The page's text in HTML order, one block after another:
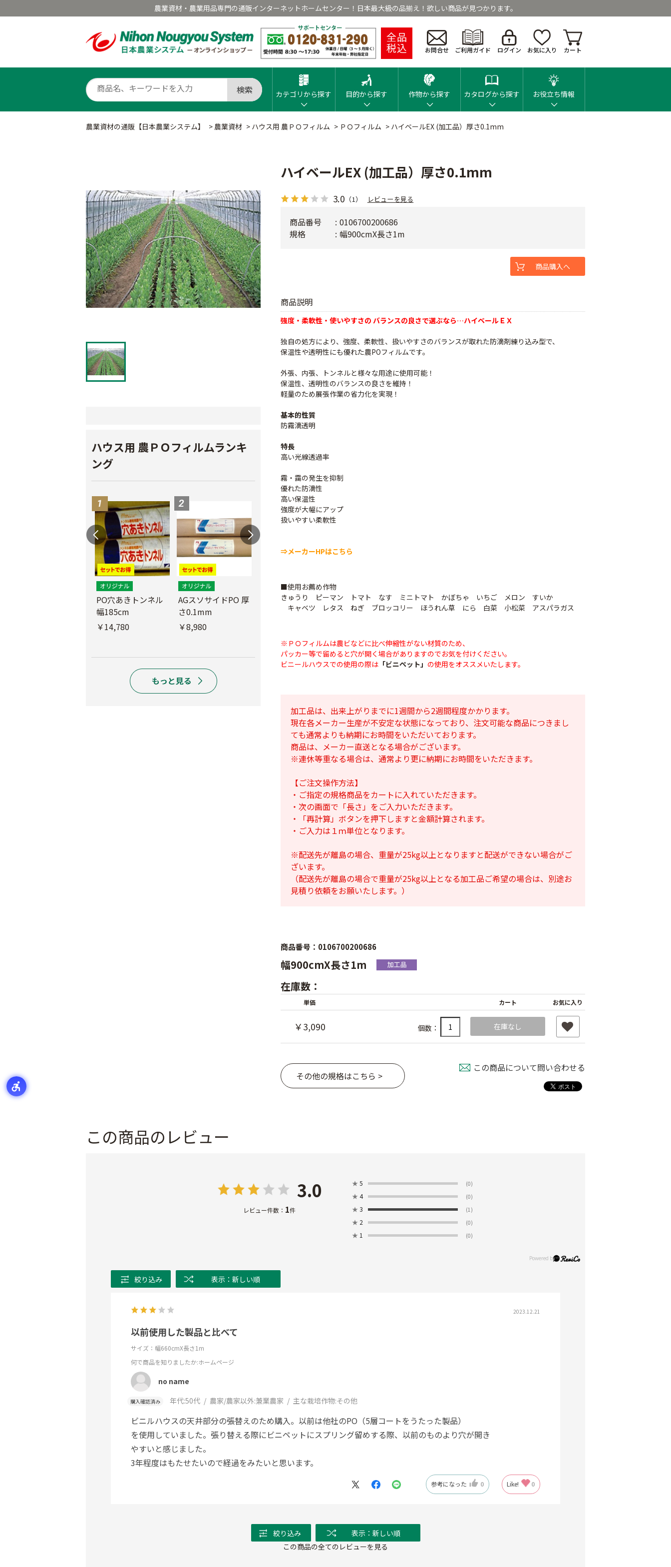
農業資材・農業用品専門の通販インターネットホームセンター！日本最大級の品揃え！欲しい商品が見つかります。
全品
税込 お問合せ ご利用ガイド ログイン お気に入り カート
検索 カテゴリから探す 目的から探す 作物から探す カタログから探す お役立ち情報
農業資材の通販【日本農業システム】 > 農業資材 > ハウス用 農ＰＯフィルム > ＰＯフィルム > ハイベールEX (加工品）厚さ0.1mm
ハウス用 農ＰＯフィルムランキ
ング
PO穴あきトンネル
幅185cm
￥14,780
AGスソサイドPO 厚
さ0.1mm
￥8,980
ビニールハウス補修
用テープ
PO穴あきトンネル
幅210cm
￥3,790
POフィルム（AG自
ハイベールEX (加工品）厚さ0.1mm
3.0 （1） レビューを見る
商品説明
強度・柔軟性・使いやすさの バランスの良さで選ぶなら…ハイベールＥＸ
独自の処方により、強度、柔軟性、扱いやすさのバランスが取れた防滴剤練り込み型で、
保温性や透明性にも優れた農POフィルムです。
外張、内張、トンネルと様々な用途に使用可能！
保温性、透明性のバランスの良さを維持！
軽量のため展張作業の省力化を実現！
基本的性質
防霧滴透明
特長
高い光線透過率
霧・靄の発生を抑制
優れた防滴性
高い保温性
強度が大幅にアップ
扱いやすい柔軟性
⇒メーカーHPはこちら
■使用お薦め作物
きゅうり ピーマン トマト なす ミニトマト かぼちゃ いちご メロン すいか
キャベツ レタス ねぎ ブロッコリー ほうれん草 にら 白菜 小松菜 アスパラガス
※ＰＯフィルムは農ビなどに比べ伸縮性がない材質のため、
パッカー等で留めると穴が開く場合がありますのでお気を付けください。
ビニールハウスでの使用の際は 「ビニペット」 の使用をオススメいたします。
加工品は、出来上がりまでに1週間から2週間程度かかります。
現在各メーカー生産が不安定な状態になっており、注文可能な商品につきまし
ても通常よりも納期にお時間をいただいております。
商品は、メーカー直送となる場合がございます。
※連休等重なる場合は、通常より更に納期にお時間をいただきます。
【ご注文操作方法】
・ご指定の規格商品をカートに入れていただきます。
・次の画面で「長さ」をご入力いただきます。
・「再計算」ボタンを押下しますと金額計算されます。
・ご入力は１ｍ単位となります。
※配送先が離島の場合、重量が25kg以上となりますと配送ができない場合がご
ざいます。
（配送先が離島の場合で重量が25kg以上となる加工品ご希望の場合は、別途お
見積り依頼をお願いたします。）
商品番号
0106700200686
規格
幅900cmX長さ1m
商品購入へ
商品番号：0106700200686
幅900cmX長さ1m
在庫数：
単価 カート お気に入り
￥3,090 個数： 在庫なし
その他の規格はこちら >
この商品について問い合わせる
この商品のレビュー
3.0
レビュー件数： 1件
★ 5 (0)
★ 4 (0)
★ 3 (1)
★ 2 (0)
★ 1 (0)
絞り込み 表示：新しい順
2023.12.21
以前使用した製品と比べて
サイズ：幅660cmX長さ1m
何で商品を知りましたか:ホームページ
no name
購入確認済み 年代:50代 農家/農家以外:兼業農家 主な栽培作物:その他
ビニルハウスの天井部分の張替えのため購入。以前は他社のPO（5層コートをうたった製品）
を使用していました。張り替える際にビニペットにスプリング留めする際、以前のものより穴が開き
やすいと感じました。
3年程度はもたせたいので経過をみたいと思います。
参考になった 0 Like! 0
絞り込み
表示：新しい順
この商品の全てのレビューを見る